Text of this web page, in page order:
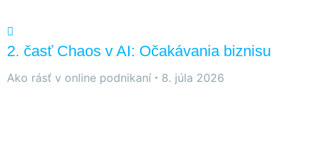
2. časť Chaos v AI: Očakávania biznisu
Ako rásť v online podnikaní 8. júla 2026